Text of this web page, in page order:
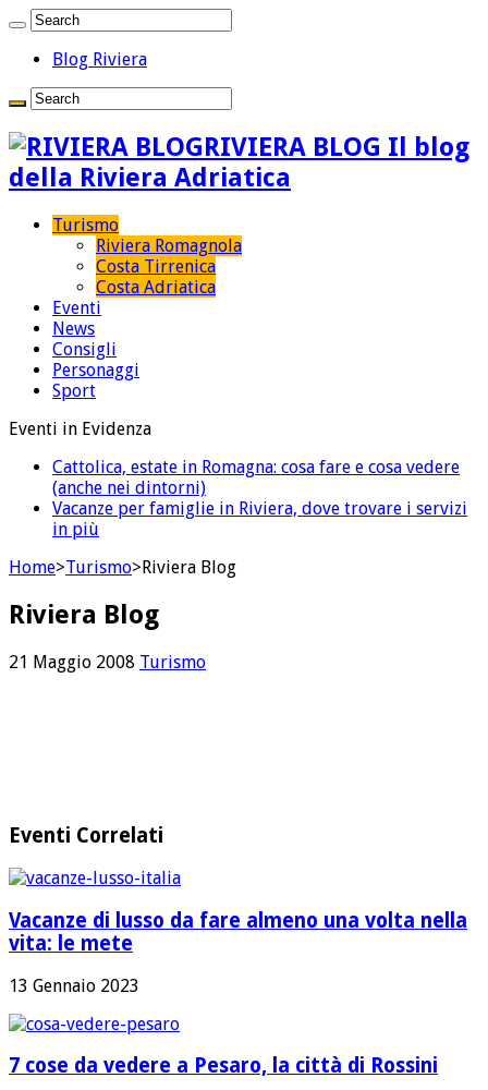
Blog Riviera
RIVIERA BLOG Il blog
della Riviera Adriatica
Turismo
Riviera Romagnola
Costa Tirrenica
Costa Adriatica
Eventi
News
Consigli
Personaggi
Sport
Eventi in Evidenza
Cattolica, estate in Romagna: cosa fare e cosa vedere
(anche nei dintorni)
Vacanze per famiglie in Riviera, dove trovare i servizi
in più
Home>Turismo>Riviera Blog
Riviera Blog
21 Maggio 2008 Turismo
Eventi Correlati
Vacanze di lusso da fare almeno una volta nella
vita: le mete
13 Gennaio 2023
7 cose da vedere a Pesaro, la città di Rossini